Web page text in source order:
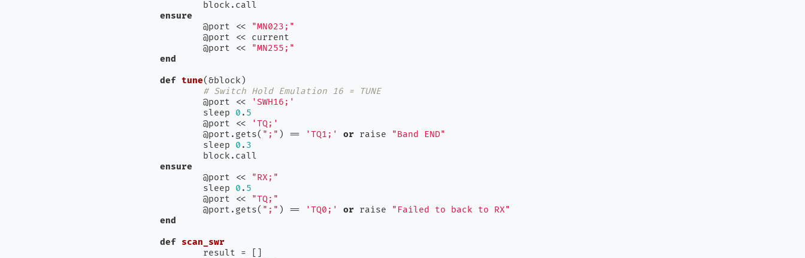
ensure
	@port <<
"MN023;"
	@port <<
"MN255;"
end
def tune(&block)
# Switch Hold Emulation 16 = TUNE
	@port <<
'SWH16;'
	sleep
0 . 5
	@port <<
'TQ;'
	@port.gets(
";" ) == 'TQ1;' or raise
"Band END"
	sleep
0 . 3
ensure
	@port <<
"RX;"
	sleep
0 . 5
	@port <<
"TQ;"
	@port.gets(
";" ) == 'TQ0;' or raise
"Failed to back to RX"
end
def scan_swr